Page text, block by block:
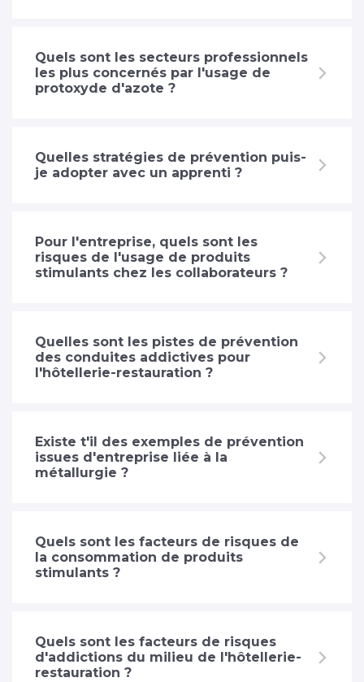
Quels sont les secteurs professionnels
les plus concernés par l'usage de
protoxyde d'azote ?
Quelles stratégies de prévention puis-
je adopter avec un apprenti ?
Pour l'entreprise, quels sont les
risques de l'usage de produits
stimulants chez les collaborateurs ?
Quelles sont les pistes de prévention
des conduites addictives pour
l'hôtellerie-restauration ?
Existe t'il des exemples de prévention
issues d'entreprise liée à la
métallurgie ?
Quels sont les facteurs de risques de
la consommation de produits
stimulants ?
Quels sont les facteurs de risques
d'addictions du milieu de l'hôtellerie-
restauration ?